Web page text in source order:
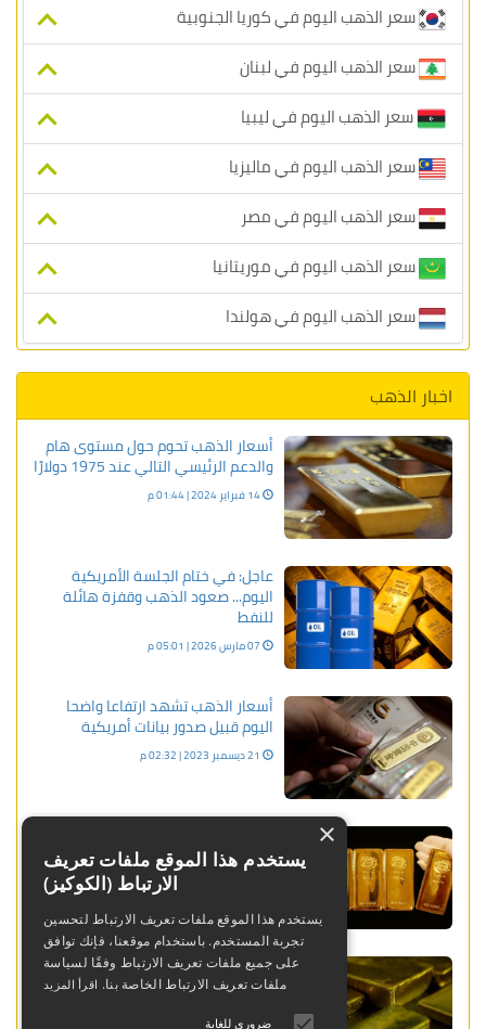
سعر الذهب اليوم في كوريا الجنوبية
سعر الذهب اليوم في لبنان
سعر الذهب اليوم في ليبيا
سعر الذهب اليوم في ماليزيا
سعر الذهب اليوم في مصر
سعر الذهب اليوم في موريتانيا
سعر الذهب اليوم في هولندا
اخبار الذهب
أسعار الذهب تحوم حول مستوى هام
والدعم الرئيسي التالي عند 1975 دولارًا
عاجل: في ختام الجلسة الأمريكية
اليوم... صعود الذهب وقفزة هائلة
للنفط
أسعار الذهب تشهد ارتفاعا واضحا
اليوم قبيل صدور بيانات أمريكية
دورة الولايات المتحدة
عاجل: ارتداد سعري قوي يعيد الذهب
إلى المشهد بعد انهيار تاريخي
×
يستخدم هذا الموقع ملفات تعريف
الارتباط (الكوكيز)
يستخدم هذا الموقع ملفات تعريف الارتباط لتحسين
تجربة المستخدم. باستخدام موقعنا، فإنك توافق
على جميع ملفات تعريف الارتباط وفقًا لسياسة
ملفات تعريف الارتباط الخاصة بنا. اقرأ المزيد
ضروري للغاية